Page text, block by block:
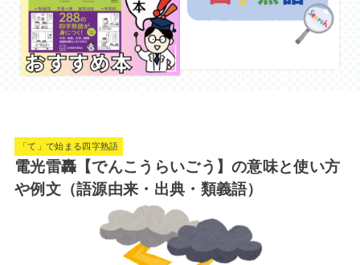
「て」で始まる四字熟語
電光雷轟【でんこうらいごう】の意味と使い方
や例文（語源由来・出典・類義語）